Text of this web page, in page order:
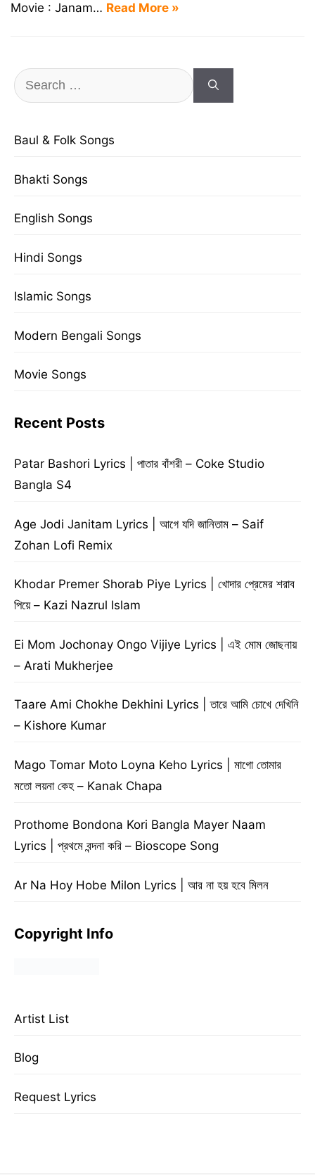
Movie : Janam… Read More »
Search
for:
Baul & Folk Songs
Bhakti Songs
English Songs
Hindi Songs
Islamic Songs
Modern Bengali Songs
Movie Songs
Recent Posts
Patar Bashori Lyrics | পাতার বাঁশরী – Coke Studio
Bangla S4
Age Jodi Janitam Lyrics | আগে যদি জানিতাম – Saif
Zohan Lofi Remix
Khodar Premer Shorab Piye Lyrics | খোদার প্রেমের শরাব
পিয়ে – Kazi Nazrul Islam
Ei Mom Jochonay Ongo Vijiye Lyrics | এই মোম জোছনায়
– Arati Mukherjee
Taare Ami Chokhe Dekhini Lyrics | তারে আমি চোখে দেখিনি
– Kishore Kumar
Mago Tomar Moto Loyna Keho Lyrics | মাগো তোমার
মতো লয়না কেহ – Kanak Chapa
Prothome Bondona Kori Bangla Mayer Naam
Lyrics | প্রথমে বন্দনা করি – Bioscope Song
Ar Na Hoy Hobe Milon Lyrics | আর না হয় হবে মিলন
Copyright Info
Artist List
Blog
Request Lyrics